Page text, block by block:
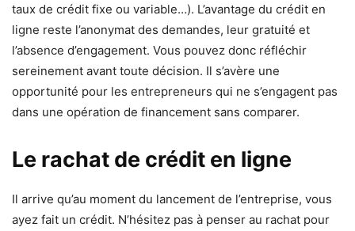
taux de crédit fixe ou variable…). L’avantage du crédit en
ligne reste l’anonymat des demandes, leur gratuité et
l’absence d’engagement. Vous pouvez donc réfléchir
sereinement avant toute décision. Il s’avère une
opportunité pour les entrepreneurs qui ne s’engagent pas
dans une opération de financement sans comparer.
Le rachat de crédit en ligne
Il arrive qu’au moment du lancement de l’entreprise, vous
ayez fait un crédit. N’hésitez pas à penser au rachat pour